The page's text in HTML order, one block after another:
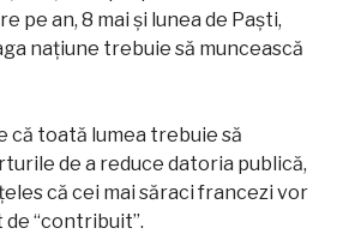
pe an, 8 mai și lunea de Paști,
națiune trebuie să muncească
că toată lumea trebuie să
de a reduce datoria publică,
că cei mai săraci francezi vor
de “contribuit”.